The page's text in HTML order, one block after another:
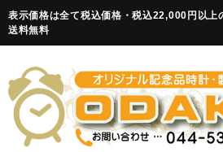
表示価格は全て税込価格・税込22,000円以上
送料無料